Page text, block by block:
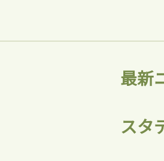
最新
スタ